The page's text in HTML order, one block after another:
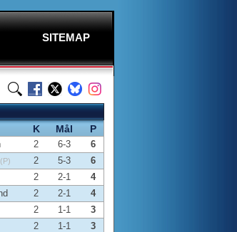
SITEMAP
K
Mål P
2 6-3
6
(P) 2 5-3
6
2 2-1
4
2 2-1
4
2 1-1
3
2 1-1
3